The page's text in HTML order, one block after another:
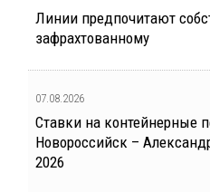
Линии предпочитают
зафрахтованному
07.08.2026
Ставки на контейнерные
Новороссийск –
2026